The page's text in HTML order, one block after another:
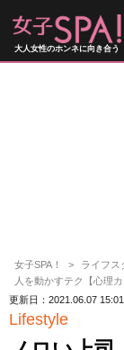
大人女性のホンネに向き合う
女子SPA！ ライフス
人を動かすテク【心理カ
更新日：2021.06.07 15:01
Lifestyle